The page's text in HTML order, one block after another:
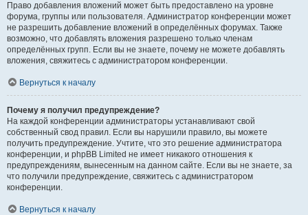
Право добавления вложений может быть предоставлено на уровне
форума, группы или пользователя. Администратор конференции может
не разрешить добавление вложений в определённых форумах. Также
возможно, что добавлять вложения разрешено только членам
определённых групп. Если вы не знаете, почему не можете добавлять
вложения, свяжитесь с администратором конференции.
Вернуться к началу
Почему я получил предупреждение?
На каждой конференции администраторы устанавливают свой
собственный свод правил. Если вы нарушили правило, вы можете
получить предупреждение. Учтите, что это решение администратора
конференции, и phpBB Limited не имеет никакого отношения к
предупреждениям, вынесенным на данном сайте. Если вы не знаете, за
что получили предупреждение, свяжитесь с администратором
конференции.
Вернуться к началу